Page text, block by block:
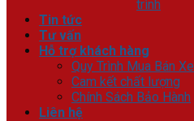
trình
Tin tức
Tư vấn
Hỗ trợ khách hàng
Quy Trình Mua Bán Xe
Cam kết chất lượng
Chính Sách Bảo Hành
Liên hệ